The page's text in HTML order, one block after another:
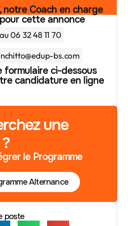
notre Coach en charge
cette annonce
06 32 48 11 70
bs.com
formulaire ci-dessous
candidature en ligne
une
le Programme
Alternance
poste